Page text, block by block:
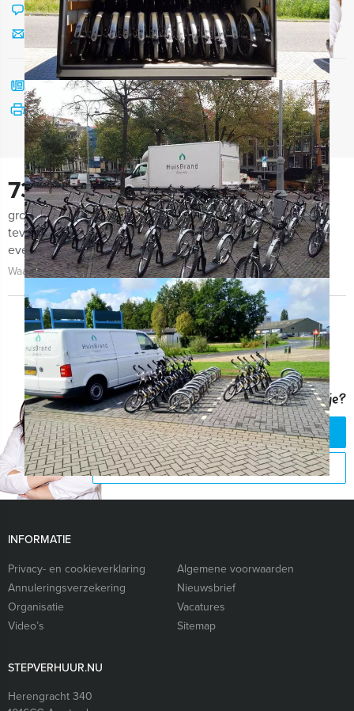
Chat met Angela
Stuur ons een mailtje
Bel mij terug
Bekijk printbare versie
730
groepen lieten ons de afgelopen maanden weten zeer
tevreden te zijn met de organisatie van het uitje, het
evenement zelf én de begeleiding!
Waarom kiezen voor Stepverhuur.nu?
Vragen over dit uitje?
CHAT MET ANGELA
BEL 088 428 81 82
INFORMATIE
Privacy- en cookieverklaring
Algemene voorwaarden
Annuleringsverzekering
Nieuwsbrief
Organisatie
Vacatures
Video’s
Sitemap
STEPVERHUUR.NU
Herengracht 340